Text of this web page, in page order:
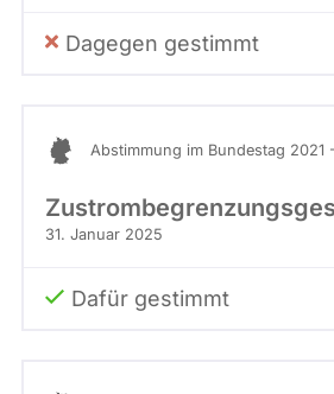
Dagegen gestimmt
Abstimmung im Bundestag 2021
31. Januar 2025
Dafür gestimmt